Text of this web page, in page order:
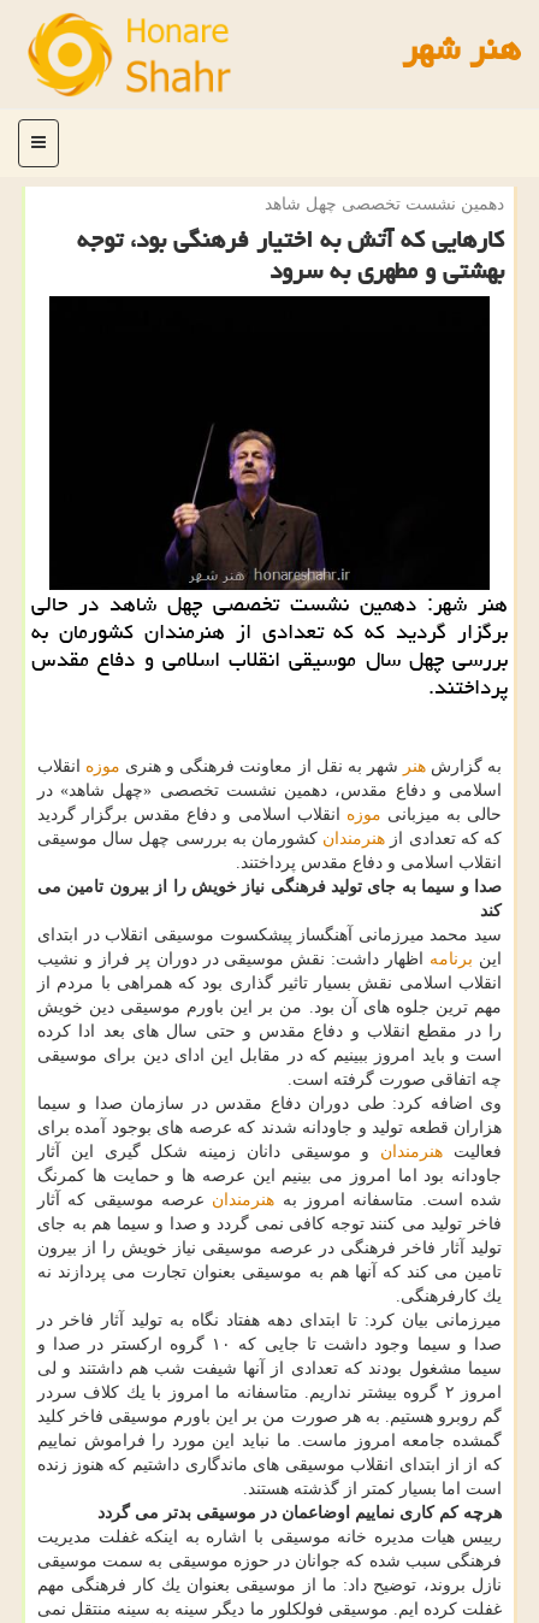
هنر شهر
منو
دهمین نشست تخصصی چهل شاهد
كارهایی كه آتش به اختیار فرهنگی بود، توجه
بهشتی و مطهری به سرود
هنر شهر: دهمین نشست تخصصی چهل شاهد در حالی
برگزار گردید كه كه تعدادی از هنرمندان كشورمان به
بررسی چهل سال موسیقی انقلاب اسلامی و دفاع مقدس
پرداختند.
به گزارشهنر شهر به نقل از معاونت فرهنگی و هنری موزه انقلاب
اسلامی و دفاع مقدس، دهمین نشست تخصصی «چهل شاهد» در
حالی به میزبانی موزه انقلاب اسلامی و دفاع مقدس برگزار گردید
كه كه تعدادی از هنرمندان كشورمان به بررسی چهل سال موسیقی
انقلاب اسلامی و دفاع مقدس پرداختند.
صدا و سیما به جای تولید فرهنگی نیاز خویش را از بیرون تامین می
كند
سید محمد میرزمانی آهنگساز پیشكسوت موسیقی انقلاب در ابتدای
این برنامه اظهار داشت: نقش موسیقی در دوران پر فراز و نشیب
انقلاب اسلامی نقش بسیار تاثیر گذاری بود كه همراهی با مردم از
مهم ترین جلوه های آن بود. من بر این باورم موسیقی دین خویش
را در مقطع انقلاب و دفاع مقدس و حتی سال های بعد ادا كرده
است و باید امروز ببینیم كه در مقابل این ادای دین برای موسیقی
چه اتفاقی صورت گرفته است.
وی اضافه كرد: طی دوران دفاع مقدس در سازمان صدا و سیما
هزاران قطعه تولید و جاودانه شدند كه عرصه های بوجود آمده برای
فعالیت هنرمندان و موسیقی دانان زمینه شكل گیری این آثار
جاودانه بود اما امروز می بینیم این عرصه ها و حمایت ها كمرنگ
شده است. متاسفانه امروز به هنرمندان عرصه موسیقی كه آثار
فاخر تولید می كنند توجه كافی نمی گردد و صدا و سیما هم به جای
تولید آثار فاخر فرهنگی در عرصه موسیقی نیاز خویش را از بیرون
تامین می كند كه آنها هم به موسیقی بعنوان تجارت می پردازند نه
یك كارفرهنگی.
میرزمانی بیان كرد: تا ابتدای دهه هفتاد نگاه به تولید آثار فاخر در
صدا و سیما وجود داشت تا جایی كه ۱۰ گروه اركستر در صدا و
سیما مشغول بودند كه تعدادی از آنها شیفت شب هم داشتند و لی
امروز ۲ گروه بیشتر نداریم. متاسفانه ما امروز با یك كلاف سردر
گم روبرو هستیم. به هر صورت من بر این باورم موسیقی فاخر كلید
گمشده جامعه امروز ماست. ما نباید این مورد را فراموش نماییم
كه از از ابتدای انقلاب موسیقی های ماندگاری داشتیم كه هنوز زنده
است اما بسیار كمتر از گذشته هستند.
هرچه كم كاری نماییم اوضاعمان در موسیقی بدتر می گردد
رییس هیات مدیره خانه موسیقی با اشاره به اینكه غفلت مدیریت
فرهنگی سبب شده كه جوانان در حوزه موسیقی به سمت موسیقی
نازل بروند، توضیح داد: ما از موسیقی بعنوان یك كار فرهنگی مهم
غفلت كرده ایم. موسیقی فولكلور ما دیگر سینه به سینه منتقل نمی